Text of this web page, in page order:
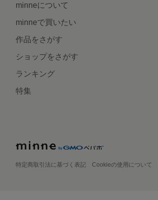
minneについて
minneで買いたい
作品をさがす
ショップをさがす
ランキング
特集
特定商取引法に基づく表記 Cookieの使用について